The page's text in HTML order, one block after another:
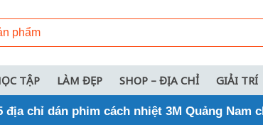
TẬP LÀM ĐẸP SHOP – ĐỊA CHỈ GIẢI TRÍ
địa chỉ dán phim cách nhiệt 3M Quảng Nam